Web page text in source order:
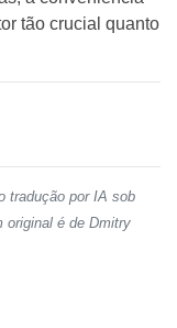
tão crucial quanto
tradução por IA sob
original é de Dmitry